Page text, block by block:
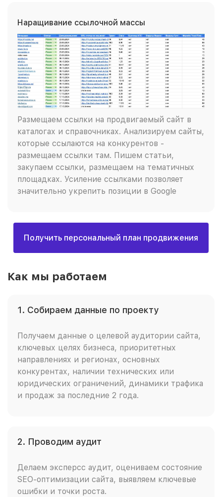
Наращивание ссылочной массы
Размещаем ссылки на продвигаемый сайт в
каталогах и справочниках. Анализируем сайты,
которые ссылаются на конкурентов -
размещаем ссылки там. Пишем статьи,
закупаем ссылки, размещаем на тематичных
площадках. Усиление ссылками позволяет
значительно укрепить позиции в Google
Получить персональный план продвижения
Как мы работаем
1. Собираем данные по проекту
Получаем данные о целевой аудитории сайта,
ключевых целях бизнеса, приоритетных
направлениях и регионах, основных
конкурентах, наличии технических или
юридических ограничений, динамики трафика
и продаж за последние 2 года.
2. Проводим аудит
Делаем эксперсс аудит, оцениваем состояние
SEO-оптимизации сайта, выявляем ключевые
ошибки и точки роста.